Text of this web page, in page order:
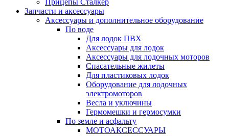
Прицепы Сталкер
Запчасти и аксессуары
Аксессуары и дополнительное оборудование
По воде
Для лодок ПВХ
Аксессуары для лодок
Аксессуары для лодочных моторов
Спасательные жилеты
Для пластиковых лодок
Оборудование для лодочных
электромоторов
Весла и уключины
Гермомешки и гермосумки
По земле и асфальту
МОТОАКСЕССУАРЫ